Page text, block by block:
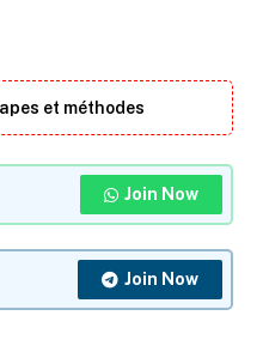
et méthodes
Join Now
Join Now